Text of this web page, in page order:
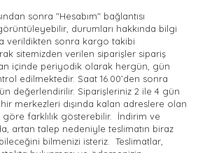
sonra "Hesabım" bağlantısı
durumları hakkında bilgi
verildikten sonra kargo takibi
sitemizden verilen siparişler sipariş
içinde periyodik olarak hergün, gün
edilmektedir. Saat 16.00’den sonra
değerlendirilir. Siparişleriniz 2 ile 4 gün
merkezleri dışında kalan adreslere olan
farklılık gösterebilir. İndirim ve
artan talep nedeniyle teslimatın biraz
bilmenizi isteriz. Teslimatlar,